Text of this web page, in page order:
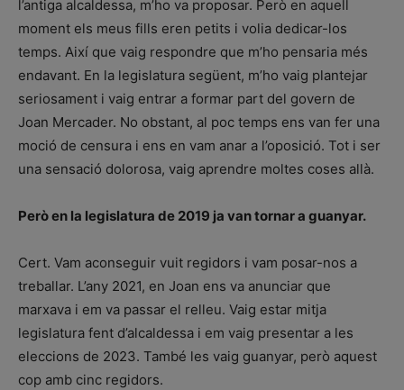
l’antiga alcaldessa, m’ho va proposar. Però en aquell
moment els meus fills eren petits i volia dedicar-los
temps. Així que vaig respondre que m’ho pensaria més
endavant. En la legislatura següent, m’ho vaig plantejar
seriosament i vaig entrar a formar part del govern de
Joan Mercader. No obstant, al poc temps ens van fer una
moció de censura i ens en vam anar a l’oposició. Tot i ser
una sensació dolorosa, vaig aprendre moltes coses allà.
Però en la legislatura de 2019 ja van tornar a guanyar.
Cert. Vam aconseguir vuit regidors i vam posar-nos a
treballar. L’any 2021, en Joan ens va anunciar que
marxava i em va passar el relleu. Vaig estar mitja
legislatura fent d’alcaldessa i em vaig presentar a les
eleccions de 2023. També les vaig guanyar, però aquest
cop amb cinc regidors.